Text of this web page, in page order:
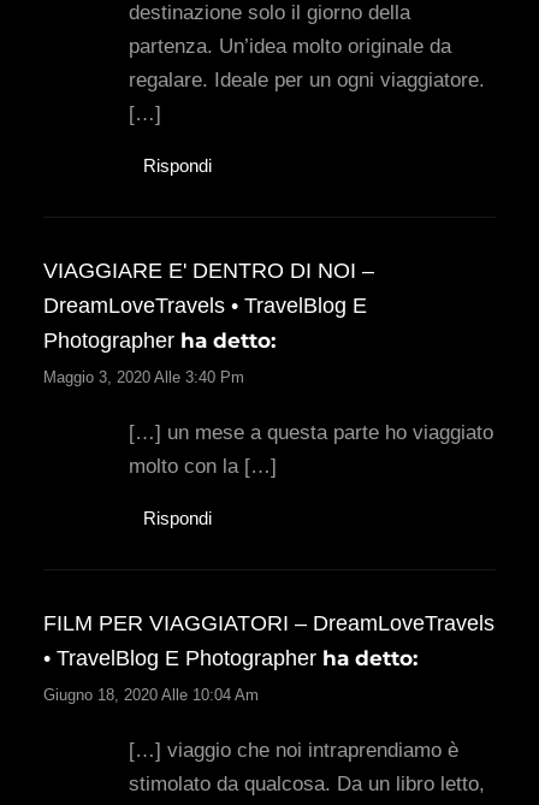
destinazione solo il giorno della
partenza. Un’idea molto originale da
regalare. Ideale per un ogni viaggiatore.
[…]
Rispondi
VIAGGIARE E' DENTRO DI NOI –
DreamLoveTravels • TravelBlog E
Photographer ha detto:
Maggio 3, 2020 Alle 3:40 Pm
[…] un mese a questa parte ho viaggiato
molto con la […]
Rispondi
FILM PER VIAGGIATORI – DreamLoveTravels
• TravelBlog E Photographer ha detto:
Giugno 18, 2020 Alle 10:04 Am
[…] viaggio che noi intraprendiamo è
stimolato da qualcosa. Da un libro letto,